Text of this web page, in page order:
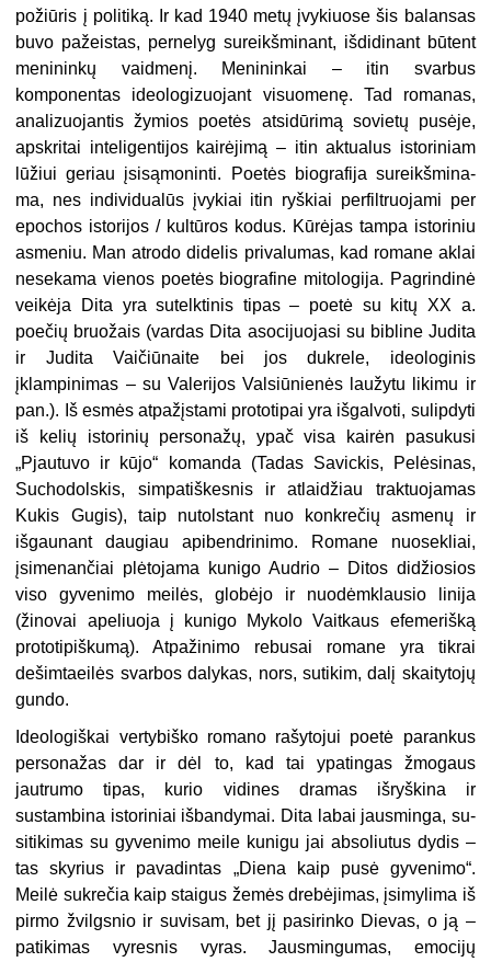
požiūris į poli­tiką. Ir kad 1940 metų įvykiuose šis ba­lansas
buvo pažeistas, pernelyg sureikš­minant, išdidinant būtent
menininkų vaidmenį. Menininkai – itin svarbus
komponentas ideologizuojant visuome­nę. Tad romanas,
analizuojantis žymios poetės atsidūrimą sovietų pusėje,
ap­skritai inteligentijos kairėjimą – itin ak­tualus istoriniam
lūžiui geriau įsisą­moninti. Poetės biografija sureikšmina­
ma, nes individualūs įvykiai itin ryš­kiai perfiltruojami per
epochos istorijos / kultūros kodus. Kūrėjas tampa isto­riniu
asmeniu. Man atrodo didelis pri­valumas, kad romane aklai
nesekama vienos poetės biografine mitologija. Pagrindinė
veikėja Dita yra sutelktinis tipas – poetė su kitų XX a.
poečių bruo­žais (vardas Dita asocijuojasi su bibline Judita
ir Judita Vaičiūnaite bei jos dukrele, ideologinis
įklampinimas – su Valerijos Valsiūnienės laužytu likimu ir
pan.). Iš esmės atpažįstami prototipai yra išgalvoti, sulipdyti
iš kelių istorinių personažų, ypač visa kairėn pasukusi
„Pjautuvo ir kūjo“ komanda (Tadas Savickis, Pelėsinas,
Suchodolskis, simpatiškesnis ir atlaidžiau traktuojamas
Kukis Gugis), taip nutolstant nuo konkrečių asmenų ir
išgaunant dau­giau apibendrinimo. Romane nuosek­liai,
įsimenančiai plėtojama kunigo Audrio – Ditos didžiosios
viso gyvenimo meilės, globėjo ir nuodėmklausio linija
(žinovai apeliuoja į kunigo Mykolo Vaitkaus efemerišką
prototipiškumą). Atpažinimo rebusai romane yra tikrai
dešimtaeilės svarbos dalykas, nors, su­tikim, dalį skaitytojų
gundo.
Ideologiškai vertybiško romano ra­šytojui poetė parankus
personažas dar ir dėl to, kad tai ypatingas žmogaus
jautrumo tipas, kurio vidines dramas išryškina ir
sustambina istoriniai išbandymai. Dita labai jausminga, su­
sitikimas su gyvenimo meile kunigu jai absoliutus dydis –
tas skyrius ir pavadintas „Diena kaip pusė gyveni­mo“.
Meilė sukrečia kaip staigus že­mės drebėjimas, įsimylima iš
pirmo žvilgsnio ir suvisam, bet jį pasirinko Dievas, o ją –
patikimas vyresnis vy­ras. Jausmingumas, emocijų